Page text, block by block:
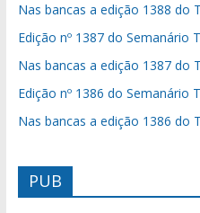
Nas bancas a edição 1388 do
Edição nº 1387 do Semanário
Nas bancas a edição 1387 do
Edição nº 1386 do Semanário
Nas bancas a edição 1386 do
PUB